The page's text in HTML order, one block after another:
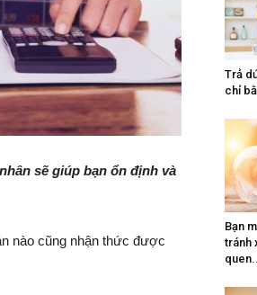
sẽ giúp bạn ổn định và
nào cũng nhận thức được
Trả
chỉ
Bạn
tránh